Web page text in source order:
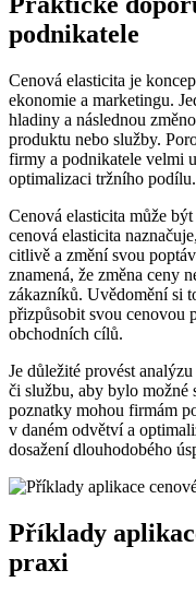
podnikatele
Cenová elasticita je
ekonomie a marketingu.
hladiny a následnou
produktu nebo služby.
firmy a podnikatele velmi
optimalizaci tržního podílu.
Cenová elasticita může
cenová elasticita
citlivě a změní svou
znamená, že změna ceny
zákazníků. Uvědomění si
přizpůsobit svou cenovou
obchodních cílů.
Je důležité provést
či službu, aby bylo možné
poznatky mohou firmám
v daném odvětví a
dosažení dlouhodobého
Příklady
praxi